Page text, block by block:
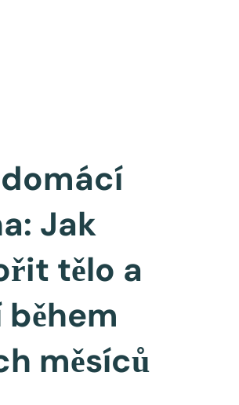
Jak
tělo a
měsíců